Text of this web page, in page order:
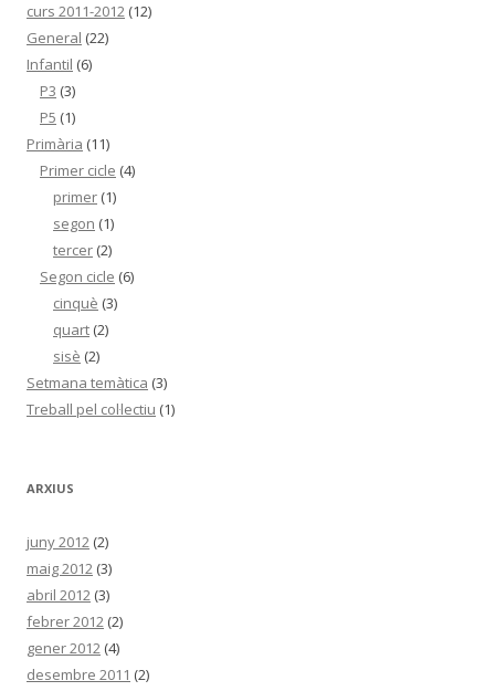
curs 2011-2012 (12)
General (22)
Infantil (6)
P3 (3)
P5 (1)
Primària (11)
Primer cicle (4)
primer (1)
segon (1)
tercer (2)
Segon cicle (6)
cinquè (3)
quart (2)
sisè (2)
Setmana temàtica (3)
Treball pel col·lectiu (1)
ARXIUS
juny 2012 (2)
maig 2012 (3)
abril 2012 (3)
febrer 2012 (2)
gener 2012 (4)
desembre 2011 (2)